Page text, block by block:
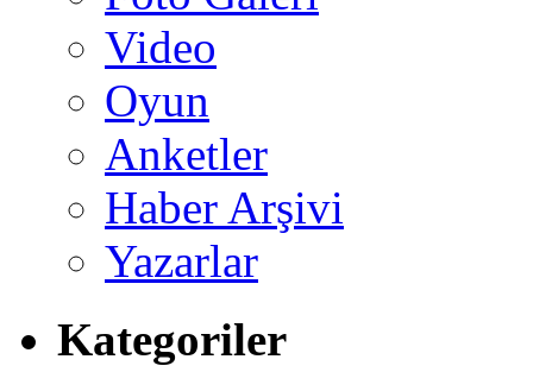
Video
Oyun
Anketler
Haber Arşivi
Yazarlar
Kategoriler